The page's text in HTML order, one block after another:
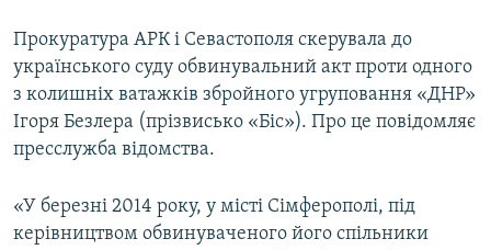
Усі сайти RFE/RL
Прокуратура АРК і Севастополя скерувала до
українського суду обвинувальний акт проти одного
з колишніх ватажків збройного угруповання «ДНР»
Ігоря Безлера (прізвисько «Біс»). Про це повідомляє
пресслужба відомства.
«У березні 2014 року, у місті Сімферополі, під
керівництвом обвинуваченого його спільники